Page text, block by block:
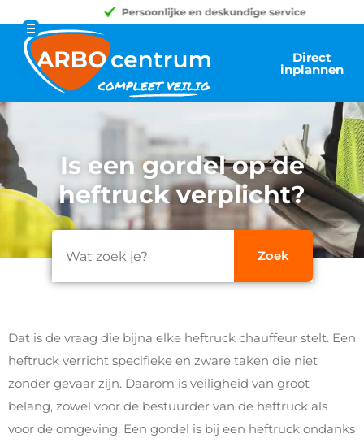
Direct
inplannen
Is een gordel op de
heftruck verplicht?
Dat is de vraag die bijna elke heftruck chauffeur stelt. Een
heftruck verricht specifieke en zware taken die niet
zonder gevaar zijn. Daarom is veiligheid van groot
belang, zowel voor de bestuurder van de heftruck als
voor de omgeving. Een gordel is bij een heftruck ondanks